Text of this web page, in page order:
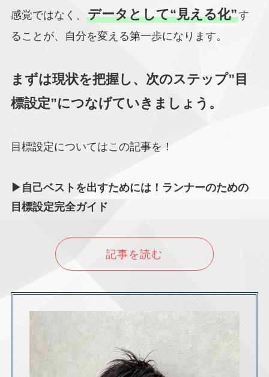
感覚ではなく、 データとして“見える化”す
ることが、自分を変える第一歩になります。
まずは現状を把握し、次のステップ”目
標設定”につなげていきましょう。
目標設定についてはこの記事を！
▶自己ベストを出すためには！ランナーのための
目標設定完全ガイド
記事を読む